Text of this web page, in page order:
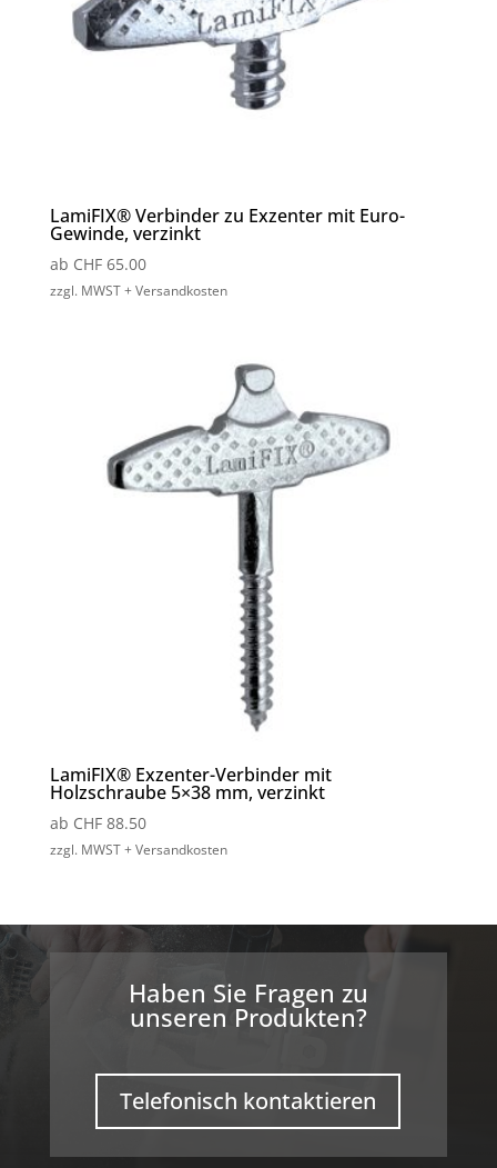
LamiFIX® Verbinder zu Exzenter mit Euro-
Gewinde, verzinkt
ab CHF65.00
zzgl. MWST + Versandkosten
LamiFIX® Exzenter-Verbinder mit
Holzschraube 5×38 mm, verzinkt
ab CHF88.50
zzgl. MWST + Versandkosten
Haben Sie Fragen zu
unseren Produkten?
Telefonisch kontaktieren